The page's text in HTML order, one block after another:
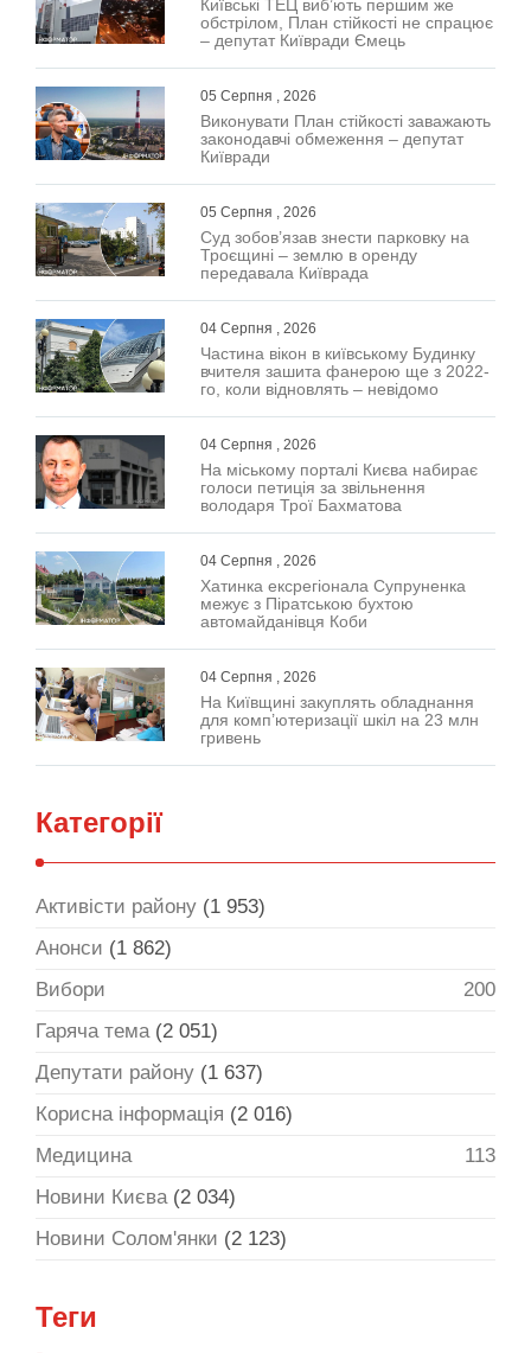
Київські ТЕЦ виб’ють першим же
обстрілом, План стійкості не спрацює
– депутат Київради Ємець
05 Серпня , 2026
Виконувати План стійкості заважають
законодавчі обмеження – депутат
Київради
05 Серпня , 2026
Суд зобов’язав знести парковку на
Троєщині – землю в оренду
передавала Київрада
04 Серпня , 2026
Частина вікон в київському Будинку
вчителя зашита фанерою ще з 2022-
го, коли відновлять – невідомо
04 Серпня , 2026
На міському порталі Києва набирає
голоси петиція за звільнення
володаря Трої Бахматова
04 Серпня , 2026
Хатинка ексрегіонала Супруненка
межує з Піратською бухтою
автомайданівця Коби
04 Серпня , 2026
На Київщині закуплять обладнання
для комп’ютеризації шкіл на 23 млн
гривень
Категорії
Активісти району (1 953)
Анонси (1 862)
Вибори
200
Гаряча тема(2 051)
Депутати району (1 637)
Корисна інформація (2 016)
Медицина
113
Новини Києва(2 034)
Новини Солом'янки (2 123)
Теги